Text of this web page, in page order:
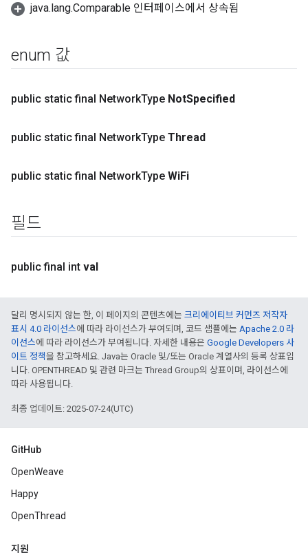
java.lang.Comparable 인터페이스에서 상속됨
enum 값
public static final NetworkType NotSpecified
public static final NetworkType Thread
public static final NetworkType WiFi
필드
public final int val
달리 명시되지 않는 한, 이 페이지의 콘텐츠에는 크리에이티브 커먼즈 저작자
표시 4.0 라이선스에 따라 라이선스가 부여되며, 코드 샘플에는 Apache 2.0 라
이선스에 따라 라이선스가 부여됩니다. 자세한 내용은 Google Developers 사
이트 정책을 참고하세요. Java는 Oracle 및/또는 Oracle 계열사의 등록 상표입
니다. OPENTHREAD 및 관련 마크는 Thread Group의 상표이며, 라이선스에
따라 사용됩니다.
최종 업데이트: 2025-07-24(UTC)
GitHub
OpenWeave
Happy
OpenThread
지원